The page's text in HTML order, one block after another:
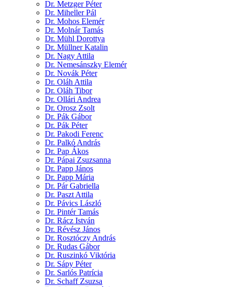
Dr. Metzger Péter
Dr. Miheller Pál
Dr. Mohos Elemér
Dr. Molnár Tamás
Dr. Mühl Dorottya
Dr. Müllner Katalin
Dr. Nagy Attila
Dr. Nemesánszky Elemér
Dr. Novák Péter
Dr. Oláh Attila
Dr. Oláh Tibor
Dr. Ollári Andrea
Dr. Orosz Zsolt
Dr. Pák Gábor
Dr. Pák Péter
Dr. Pakodi Ferenc
Dr. Palkó András
Dr. Pap Ákos
Dr. Pápai Zsuzsanna
Dr. Papp János
Dr. Papp Mária
Dr. Pár Gabriella
Dr. Paszt Attila
Dr. Pávics László
Dr. Pintér Tamás
Dr. Rácz István
Dr. Révész János
Dr. Rosztóczy András
Dr. Rudas Gábor
Dr. Ruszinkó Viktória
Dr. Sápy Péter
Dr. Sarlós Patrícia
Dr. Schaff Zsuzsa